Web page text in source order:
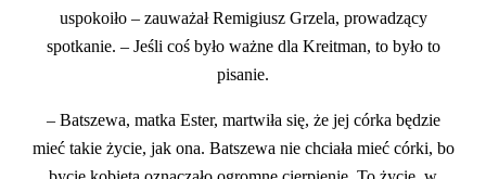
uspokoiło – zauważał Remigiusz Grzela, prowadzący
spotkanie. – Jeśli coś było ważne dla Kreitman, to było to
pisanie.
– Batszewa, matka Ester, martwiła się, że jej córka będzie
mieć takie życie, jak ona. Batszewa nie chciała mieć córki, bo